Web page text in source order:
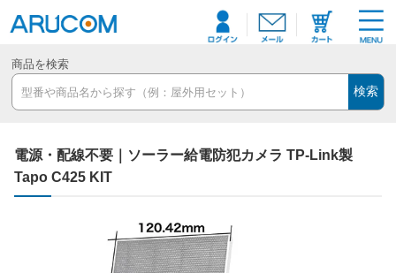
商品を検索
検索
電源・配線不要｜ソーラー給電防犯カメラ TP-Link製
Tapo C425 KIT